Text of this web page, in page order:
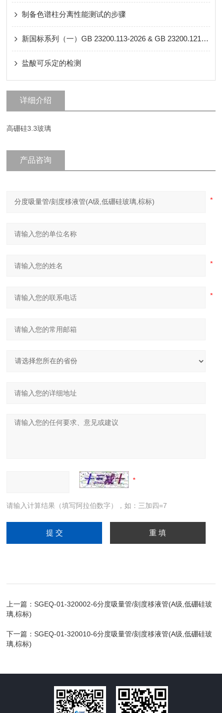
制备色谱柱分离性能测试的步骤
新国标系列（一）GB 23200.113-2026 & GB 23200.121-2026 重点产品全览
盐酸可乐定的检测
详细介绍
高硼硅3.3玻璃
产品咨询
请输入计算结果（填写阿拉伯数字），如：三加四=7
上一篇：SGEQ-01-320002-6分度吸量管/刻度移液管(A级,低硼硅玻
璃,棕标)
下一篇：SGEQ-01-320010-6分度吸量管/刻度移液管(A级,低硼硅玻
璃,棕标)